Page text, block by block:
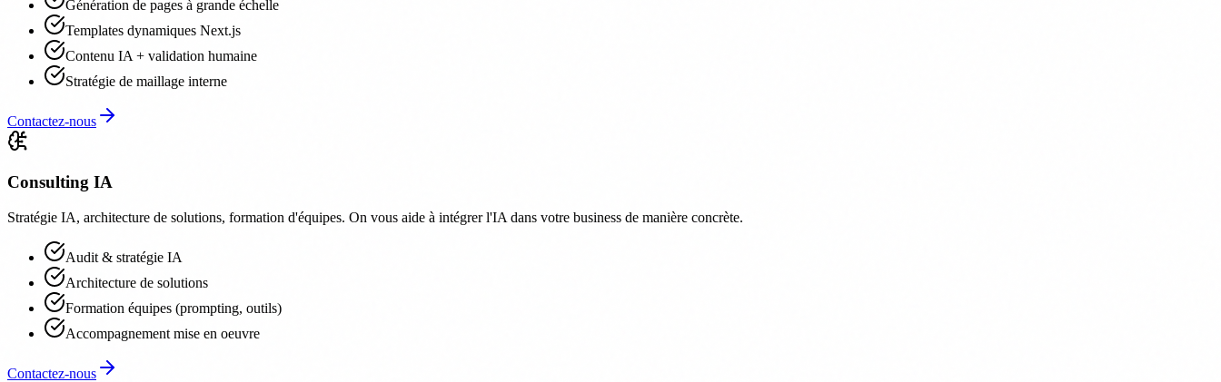
Génération de pages à grande échelle
Templates dynamiques Next.js
Contenu IA + validation humaine
Stratégie de maillage interne
Contactez-nous
Consulting IA
Stratégie IA, architecture de solutions, formation d'équipes. On vous aide à intégrer l'IA dans votre business de manière concrète.
Audit & stratégie IA
Architecture de solutions
Formation équipes (prompting, outils)
Accompagnement mise en oeuvre
Contactez-nous